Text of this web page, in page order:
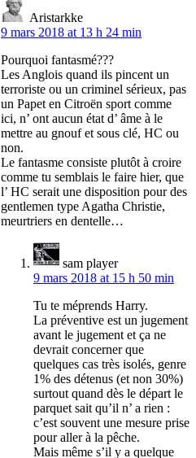
Aristarkke
9 mars 2018 at 13 h 24 min
Pourquoi fantasmé???
Les Anglois quand ils pincent un
terroriste ou un criminel sérieux, pas
un Papet en Citroën sport comme
ici, n’ ont aucun état d’ âme à le
mettre au gnouf et sous clé, HC ou
non.
Le fantasme consiste plutôt à croire
comme tu semblais le faire hier, que
l’ HC serait une disposition pour des
gentlemen type Agatha Christie,
meurtriers en dentelle…
sam player
9 mars 2018 at 15 h 50 min
Tu te méprends Harry.
La préventive est un jugement
avant le jugement et ça ne
devrait concerner que
quelques cas très isolés, genre
1% des détenus (et non 30%)
surtout quand dès le départ le
parquet sait qu’il n’ a rien :
c’est souvent une mesure prise
pour aller à la pêche.
Mais même s’il y a quelque